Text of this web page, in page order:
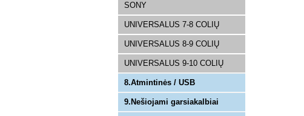
SONY
UNIVERSALUS 7-8 COLIŲ
UNIVERSALUS 8-9 COLIŲ
UNIVERSALUS 9-10 COLIŲ
8.Atmintinės / USB
9.Nešiojami garsiakalbiai